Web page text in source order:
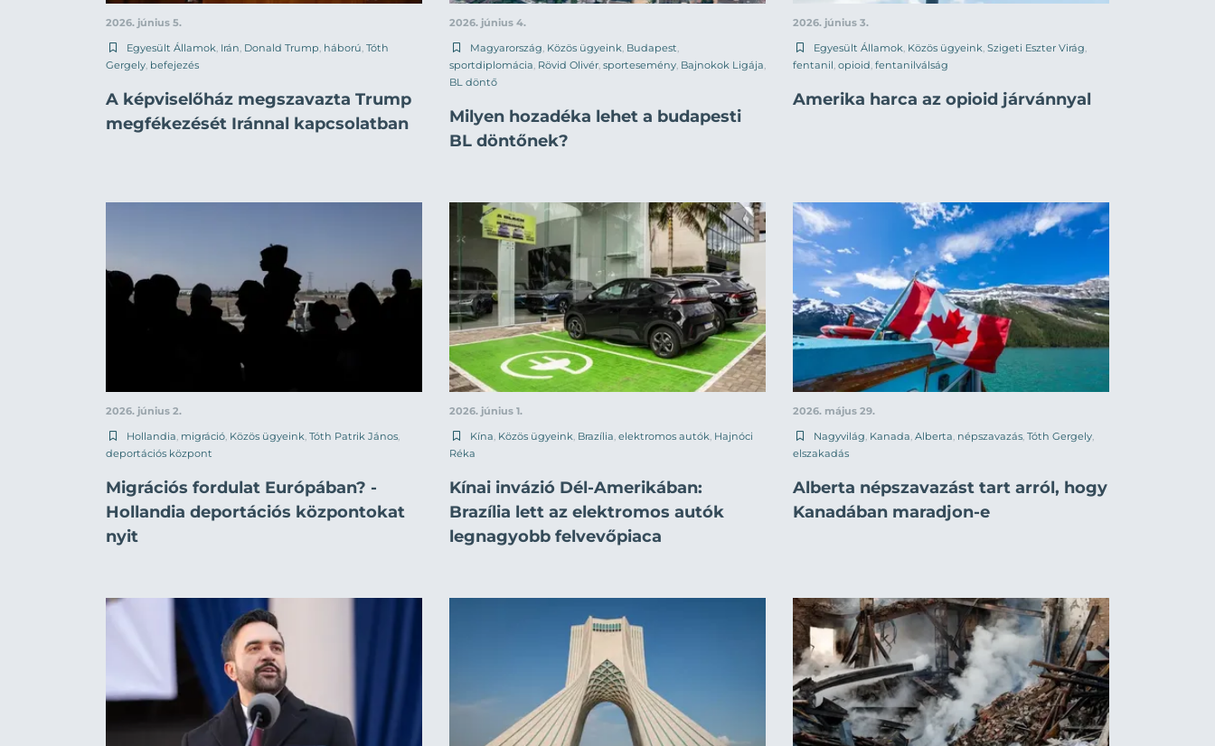
2026. június 5.
Egyesült Államok Irán Donald Trump háború Tóth
Gergely befejezés
A képviselőház megszavazta Trump
megfékezését Iránnal kapcsolatban
2026. június 4.
Magyarország Közös ügyeink Budapest
sportdiplomácia Rövid Olivér sportesemény Bajnokok Ligája
BL döntő
Milyen hozadéka lehet a budapesti
BL döntőnek?
2026. június 3.
Egyesült Államok Közös ügyeink Szigeti Eszter Virág
fentanil opioid fentanilválság
Amerika harca az opioid járvánnyal
2026. június 2.
Hollandia, migráció, Közös ügyeink, Tóth Patrik János,
deportációs központ
Migrációs fordulat Európában? -
Hollandia deportációs központokat
nyit
2026. június 1.
Kína, Közös ügyeink, Brazília, elektromos autók, Hajnóci
Réka
Kínai invázió Dél-Amerikában:
Brazília lett az elektromos autók
legnagyobb felvevőpiaca
2026. május 29.
Nagyvilág, Kanada, Alberta, népszavazás, Tóth Gergely,
elszakadás
Alberta népszavazást tart arról, hogy
Kanadában maradjon-e